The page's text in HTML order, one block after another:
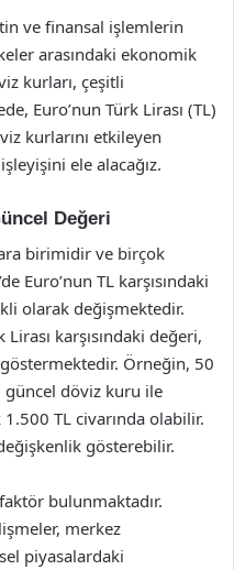
ve finansal işlemlerin
arasındaki ekonomik
kurları, çeşitli
Euro’nun Türk Lirası (TL)
kurlarını etkileyen
ele alacağız.
Değeri
birimidir ve birçok
Euro’nun TL karşısındaki
olarak değişmektedir.
Lirası karşısındaki değeri,
Örneğin, 50
güncel döviz kuru ile
1.500 TL civarında olabilir.
gösterebilir.
bulunmaktadır.
merkez
piyasalardaki